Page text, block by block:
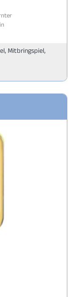
Mitbringspiel,